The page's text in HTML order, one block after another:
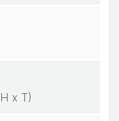
x T)